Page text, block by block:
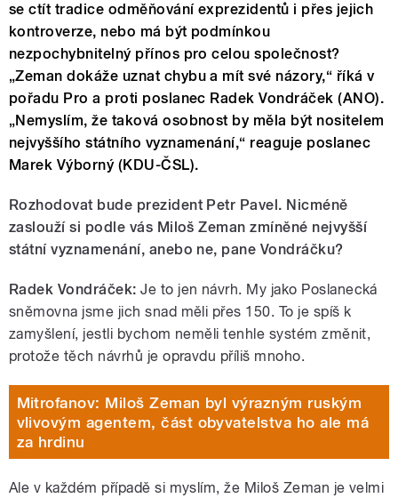
se ctít tradice odměňování exprezidentů i přes jejich
kontroverze, nebo má být podmínkou
nezpochybnitelný přínos pro celou společnost?
„Zeman dokáže uznat chybu a mít své názory,“ říká v
pořadu Pro a proti poslanec Radek Vondráček (ANO).
„Nemyslím, že taková osobnost by měla být nositelem
nejvyššího státního vyznamenání,“ reaguje poslanec
Marek Výborný (KDU-ČSL).
Rozhodovat bude prezident Petr Pavel. Nicméně
zaslouží si podle vás Miloš Zeman zmíněné nejvyšší
státní vyznamenání, anebo ne, pane Vondráčku?
Radek Vondráček: Je to jen návrh. My jako Poslanecká
sněmovna jsme jich snad měli přes 150. To je spíš k
zamyšlení, jestli bychom neměli tenhle systém změnit,
protože těch návrhů je opravdu příliš mnoho.
Mitrofanov: Miloš Zeman byl výrazným ruským
vlivovým agentem, část obyvatelstva ho ale má
za hrdinu
Ale v každém případě si myslím, že Miloš Zeman je velmi